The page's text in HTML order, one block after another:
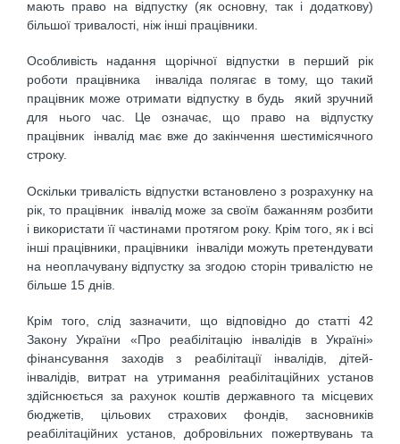
мають право на відпустку (як основну, так і додаткову)
більшої тривалості, ніж інші працівники.
Особливість надання щорічної відпустки в перший рік
роботи працівника інваліда полягає в тому, що такий
працівник може отримати відпустку в будь який зручний
для нього час. Це означає, що право на відпустку
працівник ­ інвалід має вже до закінчення шестимісячного
строку.
Оскільки тривалість відпустки встановлено з розрахунку на
рік, то працівник інвалід може за своїм бажанням розбити
і використати її частинами протягом року. Крім того, як і всі
інші працівники, працівники інваліди можуть претендувати
на неоплачувану відпустку за згодою сторін тривалістю не
більше 15 днів.
Крім того, слід зазначити, що відповідно до статті 42
Закону України «Про реабілітацію інвалідів в Україні»
фінансування заходів з реабілітації інвалідів, дітей-
інвалідів, витрат на утримання реабілітаційних установ
здійснюється за рахунок коштів державного та місцевих
бюджетів, цільових страхових фондів, засновників
реабілітаційних установ, добровільних пожертвувань та